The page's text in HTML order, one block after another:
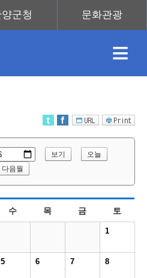
≡
정
정
훈
도
안
보기
오늘
다음월
수 목 금 토
1
5 6 7 8